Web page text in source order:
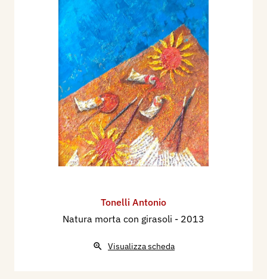
Tonelli Antonio
Natura morta con girasoli - 2013
Visualizza scheda